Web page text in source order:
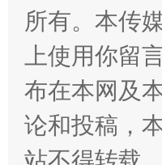
扯下公款旅游的
所有。本传
上使用你留
布在本网及
论和投稿，